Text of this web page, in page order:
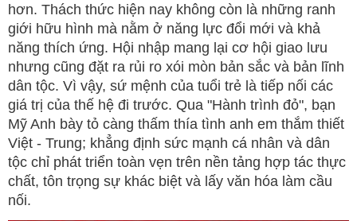
hơn. Thách thức hiện nay không còn là những ranh
giới hữu hình mà nằm ở năng lực đổi mới và khả
năng thích ứng. Hội nhập mang lại cơ hội giao lưu
nhưng cũng đặt ra rủi ro xói mòn bản sắc và bản lĩnh
dân tộc. Vì vậy, sứ mệnh của tuổi trẻ là tiếp nối các
giá trị của thế hệ đi trước. Qua "Hành trình đỏ", bạn
Mỹ Anh bày tỏ càng thấm thía tình anh em thắm thiết
Việt - Trung; khẳng định sức mạnh cá nhân và dân
tộc chỉ phát triển toàn vẹn trên nền tảng hợp tác thực
chất, tôn trọng sự khác biệt và lấy văn hóa làm cầu
nối.